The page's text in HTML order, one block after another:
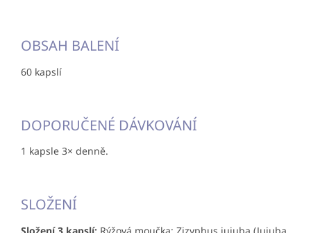
OBSAH BALENÍ
60 kapslí
DOPORUČENÉ DÁVKOVÁNÍ
1 kapsle 3× denně.
SLOŽENÍ